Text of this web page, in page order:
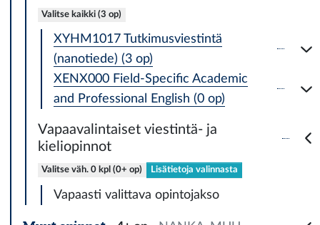
Valitse kaikki (3 op)
XYHM1017 Tutkimusviestintä
(nanotiede) (3 op)
XENX000 Field-Specific Academic
and Professional English (0 op)
Vapaavalintaiset viestintä- ja
kieliopinnot
Valitse väh. 0 kpl (0+ op) Lisätietoja valinnasta
Vapaasti valittava opintojakso